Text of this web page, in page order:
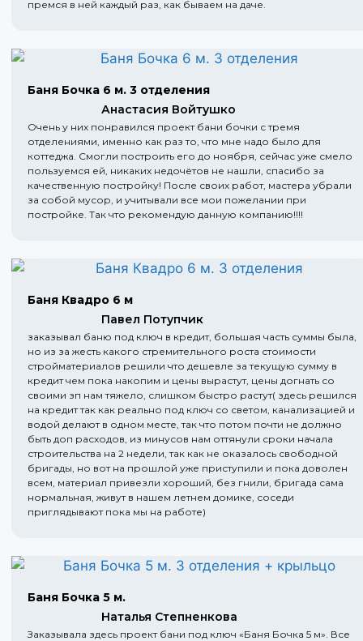
премся в ней каждый раз, как бываем на даче.
Баня Бочка 6 м. 3 отделения
Анастасия Войтушко
Очень у них понравился проект бани бочки с тремя
отделениями, именно как раз то, что мне надо было для
коттеджа. Смогли построить его до ноября, сейчас уже смело
пользуемся ей, никаких недочётов не нашли, спасибо за
качественную постройку! После своих работ, мастера убрали
за собой мусор, и учитывали все мои пожелании при
постройке. Так что рекомендую данную компанию!!!!
Баня Квадро 6 м
Павел Потупчик
заказывал баню под ключ в кредит, большая часть суммы была,
но из за жесть какого стремительного роста стоимости
стройматериалов решили что дешевле за текущую сумму в
кредит чем пока накопим и цены вырастут, цены догнать со
своими зп нам тяжело, слишком быстро растут( здесь решился
на кредит так как реально под ключ со светом, канализацией и
водой делают в одном месте, так что потом почти не должно
быть доп расходов, из минусов нам оттянули сроки начала
строительства на 2 недели, так как не оказалось свободной
бригады, но вот на прошлой уже приступили и пока доволен
всем, материал привезли хороший, без гнили, бригада сама
нормальная, живут в нашем летнем домике, соседи
приглядывают пока мы на работе)
Баня Бочка 5 м.
Наталья Степненкова
Заказывала здесь проект бани под ключ «Баня Бочка 5 м». Все